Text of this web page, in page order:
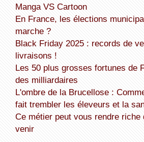
Manga VS Cartoon
En France, les élections municipales : comment ça
marche ?
Black Friday 2025 : records de ventes, chaos de
livraisons !
Les 50 plus grosses fortunes de France sont tous
des milliardaires
L'ombre de la Brucellose : Comment une bactérie
fait trembler les éleveurs et la
Ce métier peut vous rendre riche dans les années à
venir